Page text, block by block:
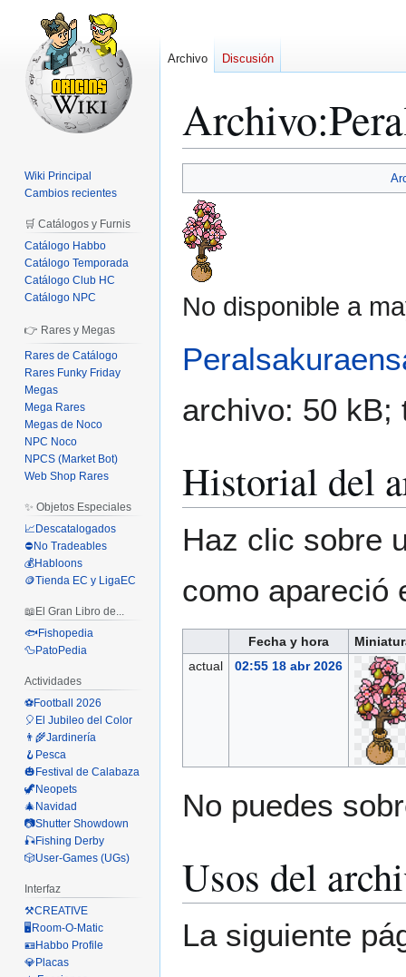
Archivo:
a
navegación
a
búsqueda
No disponible a
archivo: 50
Historial del
Haz clic sobre
como apareció
Fecha y hora
actual
02:55 18 abr 2026
No puedes
Usos del
La siguiente
Archivo Discusión
Wiki Principal
Cambios recientes
🛒 Catálogos y Furnis
Catálogo Habbo
Catálogo Temporada
Catálogo Club HC
Catálogo NPC
👉 Rares y Megas
Rares de Catálogo
Rares Funky Friday
Megas
Mega Rares
Megas de Noco
NPC Noco
NPCS (Market Bot)
Web Shop Rares
✨ Objetos Especiales
📈Descatalogados
⛔No Tradeables
💰Habloons
🪙Tienda EC y LigaEC
📖El Gran Libro de...
🐟Fishopedia
🦆PatoPedia
Actividades
⚽Football 2026
🎈El Jubileo del Color
👨‍🌾Jardinería
🪝Pesca
🎃Festival de Calabaza
🦖Neopets
🎄Navidad
📷Shutter Showdown
🎣Fishing Derby
🎲User-Games (UGs)
Interfaz
⚒️CREATIVE
🖥️Room-O-Matic
🪪Habbo Profile
💎Placas